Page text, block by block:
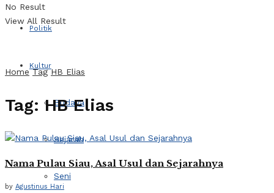
Politik
Kultur
Budaya
Sejarah
Seni
No Result
View All Result
Home Tag HB Elias
Tag:HB Elias
Nama Pulau Siau, Asal Usul dan Sejarahnya
by Agustinus Hari